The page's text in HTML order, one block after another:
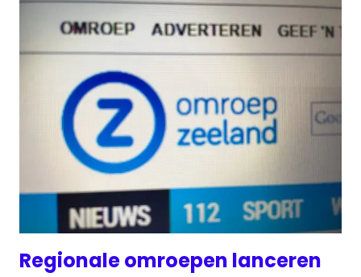
Regionale omroepen lanceren